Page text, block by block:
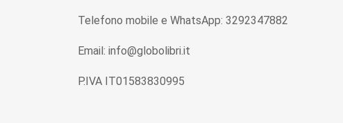
Telefono mobile e WhatsApp: 3292347882
Email: info@globolibri.it
P.IVA IT01583830995